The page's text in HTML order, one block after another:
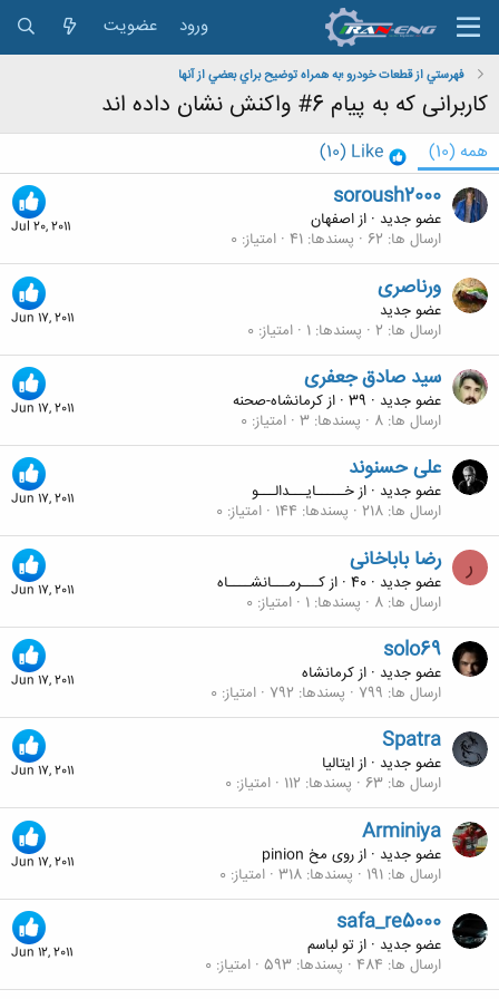
ورود عضویت
فهرستي از قطعات خودرو ؛به همراه توضيح براي بعضي از آنها
کاربرانی که به پیام 6# واکنش نشان داده اند
همه (10)
Like
(10)
Jul 20, 2011
soroush2000
عضو جدید · ازاصفهان
ارسال ها 62 پسندها 41 امتیاز 0
Jun 17, 2011
ورناصری
عضو جدید
ارسال ها 2 پسندها 1 امتیاز 0
Jun 17, 2011
سید صادق جعفری
عضو جدید ·
· ازکرمانشاه-صحنه
ارسال ها 8 پسندها 3 امتیاز 0
Jun 17, 2011
علی حسنوند
عضو جدید · ازخـــــایـــدالـــو
ارسال ها 218 پسندها 144 امتیاز 0
ر
Jun 17, 2011
رضا باباخانی
عضو جدید ·
· ازكـــرمـــانشــــاه
ارسال ها 8 پسندها 1 امتیاز 0
Jun 17, 2011
solo69
عضو جدید · ازکرمانشاه
ارسال ها 799 پسندها 792 امتیاز 0
Jun 17, 2011
Spatra
عضو جدید · ازایتالیا
ارسال ها 63 پسندها 112 امتیاز 0
Jun 17, 2011
Arminiya
عضو جدید · ازروی مخ pinion
ارسال ها 191 پسندها 318 امتیاز 0
Jun 12, 2011
safa_re5000
عضو جدید · ازتو لباسم
ارسال ها 484 پسندها 593 امتیاز 0